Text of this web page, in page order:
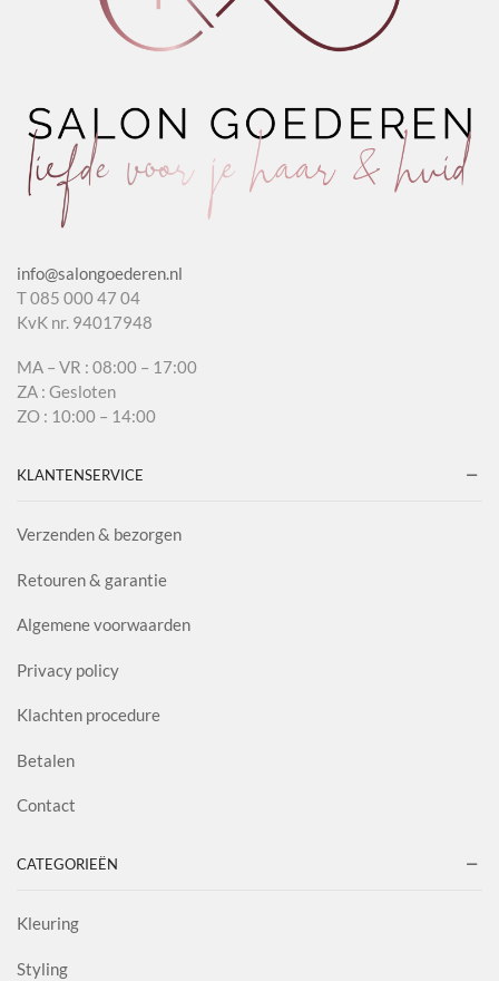
info@salongoederen.nl
T 085 000 47 04
KvK nr. 94017948
MA – VR : 08:00 – 17:00
ZA : Gesloten
ZO : 10:00 – 14:00
KLANTENSERVICE
Verzenden & bezorgen
Retouren & garantie
Algemene voorwaarden
Privacy policy
Klachten procedure
Betalen
Contact
CATEGORIEËN
Kleuring
Styling